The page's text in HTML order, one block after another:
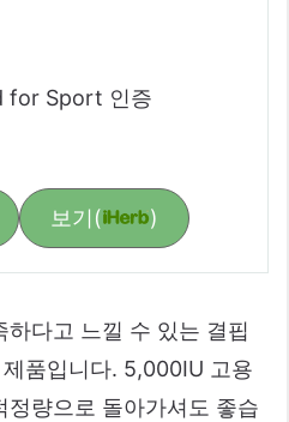
for Sport 인증
보기( )
다고 느낄 수 있는 결핍
품입니다. 5,000IU 고용
정량으로 돌아가셔도 좋습